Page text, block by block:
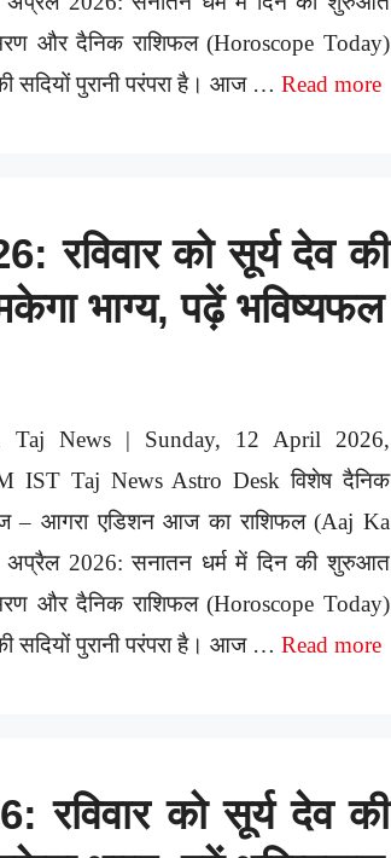
और दैनिक राशिफल (Horoscope Today)
सदियों पुरानी परंपरा है। आज … Read more
को सूर्य देव की
भाग्य, पढ़ें भविष्यफल
Taj News | Sunday, 12 April 2026,
IST Taj News Astro Desk विशेष दैनिक
– आगरा एडिशन आज का राशिफल (Aaj Ka
अप्रैल 2026: सनातन धर्म में दिन की शुरुआत
और दैनिक राशिफल (Horoscope Today)
सदियों पुरानी परंपरा है। आज … Read more
को सूर्य देव की